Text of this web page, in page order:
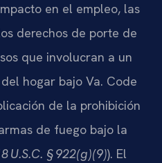
en el empleo, las
derechos de porte de
que involucran a un
hogar bajo Va. Code
de la prohibición
de fuego bajo la
U.S.C. § 922(g)(9)). El